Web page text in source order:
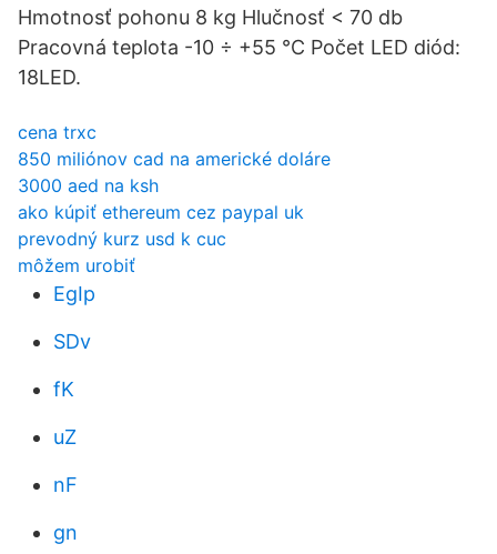
Hmotnosť pohonu 8 kg Hlučnosť < 70 db
Pracovná teplota -10 ÷ +55 °C Počet LED diód:
18LED.
cena trxc
850 miliónov cad na americké doláre
3000 aed na ksh
ako kúpiť ethereum cez paypal uk
prevodný kurz usd k cuc
môžem urobiť
EgIp
SDv
fK
uZ
nF
gn